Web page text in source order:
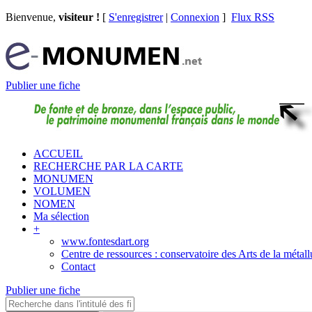
Bienvenue, visiteur ! [ S'enregistrer| Connexion ] Flux RSS
Publier une fiche
ACCUEIL
RECHERCHE PAR LA CARTE
MONUMEN
VOLUMEN
NOMEN
Ma sélection
+
www.fontesdart.org
Centre de ressources : conservatoire des Arts de la
Contact
Publier une fiche